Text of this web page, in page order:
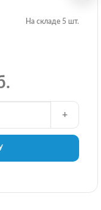
На складе 5 шт.
+